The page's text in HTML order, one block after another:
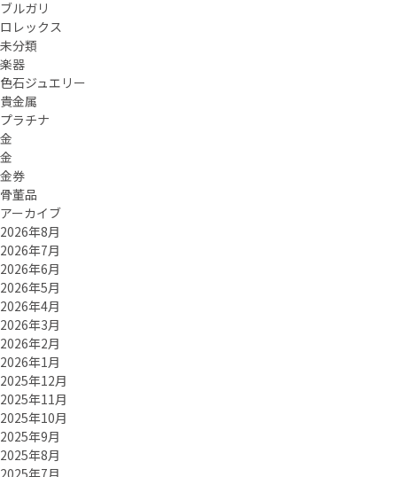
ブルガリ
ロレックス
未分類
楽器
色石ジュエリー
貴金属
プラチナ
金
金
金券
骨董品
アーカイブ
2026年8月
2026年7月
2026年6月
2026年5月
2026年4月
2026年3月
2026年2月
2026年1月
2025年12月
2025年11月
2025年10月
2025年9月
2025年8月
2025年7月